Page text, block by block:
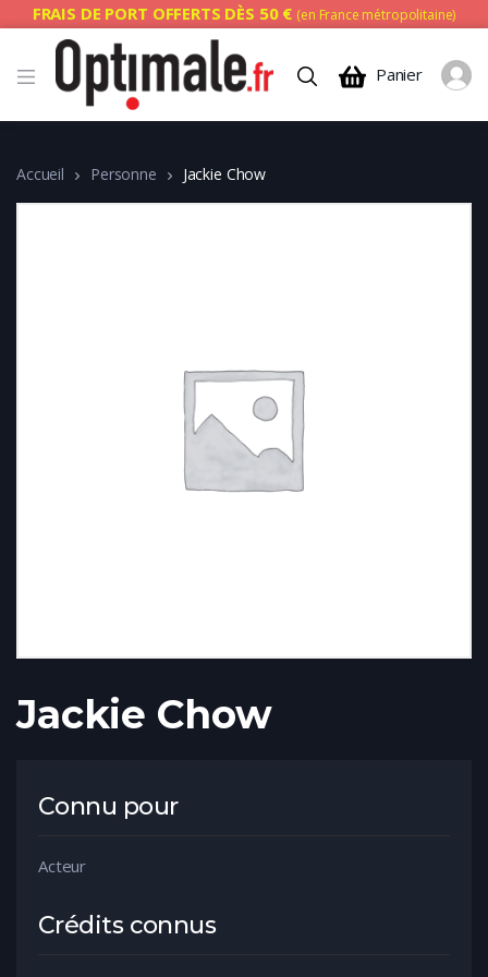
FRAIS DE PORT OFFERTS DÈS 50 € (en France métropolitaine)
Panier
Accueil Personne Jackie Chow
Jackie Chow
Connu pour
Acteur
Crédits connus